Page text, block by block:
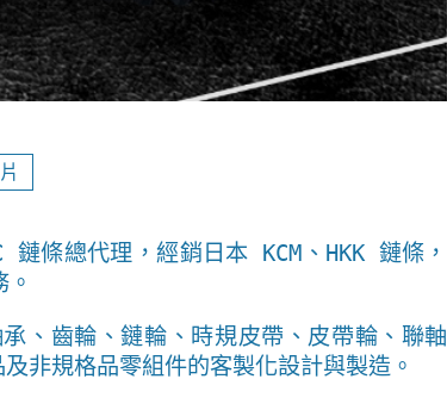
條總代理，經銷日本 KCM、HKK 鏈條，
、齒輪、鏈輪、時規皮帶、皮帶輪、聯軸
非規格品零組件的客製化設計與製造。